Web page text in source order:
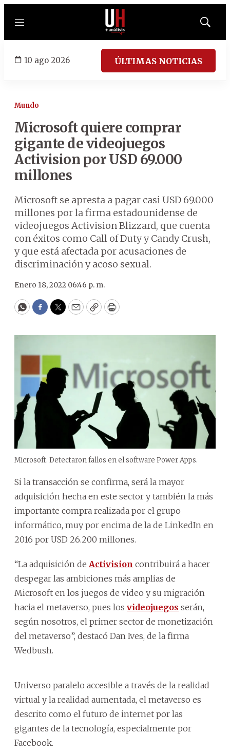
Menú
Mostrar
10 ago 2026 ÚLTIMAS NOTICIAS
Mundo
Microsoft quiere comprar
gigante de videojuegos
Activision por USD 69.000
millones
Microsoft se apresta a pagar casi USD 69.000
millones por la firma estadounidense de
videojuegos Activision Blizzard, que cuenta
con éxitos como Call of Duty y Candy Crush,
y que está afectada por acusaciones de
discriminación y acoso sexual.
Enero 18, 2022 06:46 p. m.
WhatsApp
Facebook
Twitter
EmailCopyPrint
Microsoft. Detectaron fallos en el software Power Apps.
Si la transacción se confirma, será la mayor
adquisición hecha en este sector y también la más
importante compra realizada por el grupo
informático, muy por encima de la de LinkedIn en
2016 por USD 26.200 millones.
“La adquisición de Activision contribuirá a hacer
despegar las ambiciones más amplias de
Microsoft en los juegos de video y su migración
hacia el metaverso, pues los videojuegos serán,
según nosotros, el primer sector de monetización
del metaverso”, destacó Dan Ives, de la firma
Wedbush.
Universo paralelo accesible a través de la realidad
virtual y la realidad aumentada, el metaverso es
descrito como el futuro de internet por las
gigantes de la tecnología, especialmente por
Facebook.